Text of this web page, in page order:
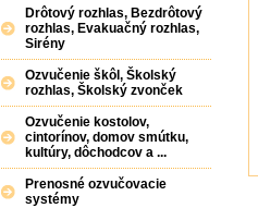
Drôtový rozhlas, Bezdrôtový
rozhlas, Evakuačný rozhlas,
Sirény
Ozvučenie škôl, Školský
rozhlas, Školský zvonček
Ozvučenie kostolov,
cintorínov, domov smútku,
kultúry, dôchodcov a ...
Prenosné ozvučovacie
systémy